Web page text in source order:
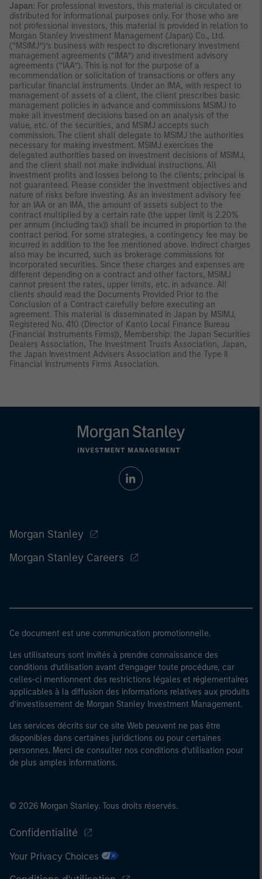
Japan: For professional investors, this material is circulated or
distributed for informational purposes only. For those who are
not professional investors, this material is provided in relation to
Morgan Stanley Investment Management (Japan) Co., Ltd.
(“MSIMJ”)’s business with respect to discretionary investment
management agreements (“IMA”) and investment advisory
agreements (“IAA”). This is not for the purpose of a
recommendation or solicitation of transactions or offers any
particular financial instruments. Under an IMA, with respect to
management of assets of a client, the client prescribes basic
management policies in advance and commissions MSIMJ to
make all investment decisions based on an analysis of the
value, etc. of the securities, and MSIMJ accepts such
commission. The client shall delegate to MSIMJ the authorities
necessary for making investment. MSIMJ exercises the
delegated authorities based on investment decisions of MSIMJ,
and the client shall not make individual instructions. All
investment profits and losses belong to the clients; principal is
not guaranteed. Please consider the investment objectives and
nature of risks before investing. As an investment advisory fee
for an IAA or an IMA, the amount of assets subject to the
contract multiplied by a certain rate (the upper limit is 2.20%
per annum (including tax)) shall be incurred in proportion to the
contract period. For some strategies, a contingency fee may be
incurred in addition to the fee mentioned above. Indirect charges
also may be incurred, such as brokerage commissions for
incorporated securities. Since these charges and expenses are
different depending on a contract and other factors, MSIMJ
cannot present the rates, upper limits, etc. in advance. All
clients should read the Documents Provided Prior to the
Conclusion of a Contract carefully before executing an
agreement. This material is disseminated in Japan by MSIMJ,
Registered No. 410 (Director of Kanto Local Finance Bureau
(Financial Instruments Firms)), Membership: the Japan Securities
Dealers Association, The Investment Trusts Association, Japan,
the Japan Investment Advisers Association and the Type II
Financial Instruments Firms Association.
Morgan Stanley
Morgan Stanley Careers
Ce document est une communication promotionnelle.
Les utilisateurs sont invités à prendre connaissance des
conditions d’utilisation avant d’engager toute procédure, car
celles-ci mentionnent des restrictions légales et réglementaires
applicables à la diffusion des informations relatives aux produits
d’investissement de Morgan Stanley Investment Management.
Les services décrits sur ce site Web peuvent ne pas être
disponibles dans certaines juridictions ou pour certaines
personnes. Merci de consulter nos conditions d’utilisation pour
de plus amples informations.
© 2026 Morgan Stanley. Tous droits réservés.
Confidentialité
Your Privacy Choices